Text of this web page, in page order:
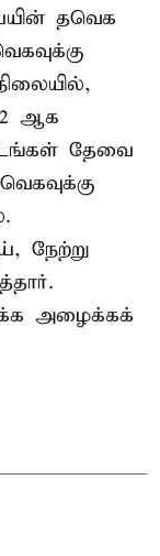
தவெக
ஆக
தேவை
நேற்று
அழைக்கக்